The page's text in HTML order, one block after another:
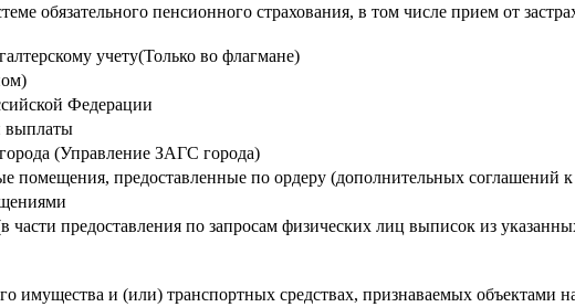
обязательного пенсионного страхования, в том числе прием от
учету(Только во флагмане)
Федерации
выплаты
(Управление ЗАГС города)
помещения, предоставленные по ордеру (дополнительных соглашений
предоставления по запросам физических лиц выписок из
и (или) транспортных средствах, признаваемых объектами